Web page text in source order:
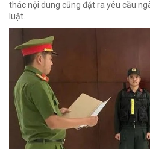
thác nội dung cũng đặt ra yêu cầu
luật.